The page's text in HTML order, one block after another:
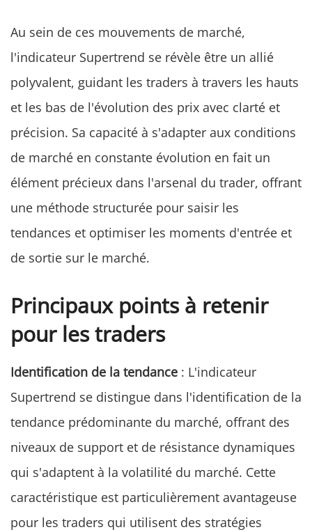
Au sein de ces mouvements de marché,
l'indicateur Supertrend se révèle être un allié
polyvalent, guidant les traders à travers les hauts
et les bas de l'évolution des prix avec clarté et
précision. Sa capacité à s'adapter aux conditions
de marché en constante évolution en fait un
élément précieux dans l'arsenal du trader, offrant
une méthode structurée pour saisir les
tendances et optimiser les moments d'entrée et
de sortie sur le marché.
Principaux points à retenir
pour les traders
Identification de la tendance : L'indicateur
Supertrend se distingue dans l'identification de la
tendance prédominante du marché, offrant des
niveaux de support et de résistance dynamiques
qui s'adaptent à la volatilité du marché. Cette
caractéristique est particulièrement avantageuse
pour les traders qui utilisent des stratégies